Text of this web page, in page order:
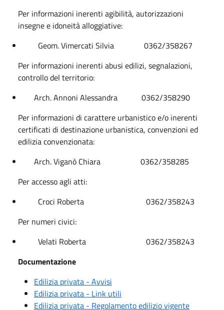
Per informazioni inerenti agibilità, autorizzazioni
insegne e idoneità alloggiative:
Geom. Vimercati Silvia
0362/358267
Per informazioni inerenti abusi edilizi, segnalazioni,
controllo del territorio:
Arch. Annoni Alessandra
0362/358290
Per informazioni di carattere urbanistico e/o inerenti
certificati di destinazione urbanistica, convenzioni ed
edilizia convenzionata:
Arch. Viganò Chiara
0362/358285
Per accesso agli atti:
Croci Roberta
0362/358243
Per numeri civici:
Velati Roberta
0362/358243
Documentazione
Edilizia privata - Avvisi
Edilizia privata - Link utili
Edilizia privata - Regolamento edilizio vigente